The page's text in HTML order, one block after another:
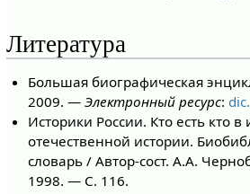
Литература
Большая биографическая
2009. —Электронный ресурс:
Историки России. Кто есть кто в
отечественной истории.
словарь / Автор-сост. А.А.
1998. — С. 116.